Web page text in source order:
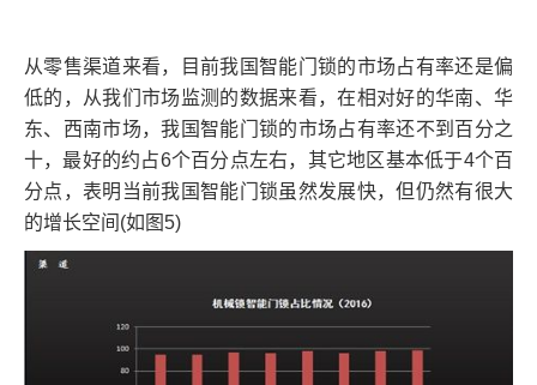
从零售渠道来看，目前我国智能门锁的市场占有率还是偏
低的，从我们市场监测的数据来看，在相对好的华南、华
东、西南市场，我国智能门锁的市场占有率还不到百分之
十，最好的约占6个百分点左右，其它地区基本低于4个百
分点，表明当前我国智能门锁虽然发展快，但仍然有很大
的增长空间(如图5)